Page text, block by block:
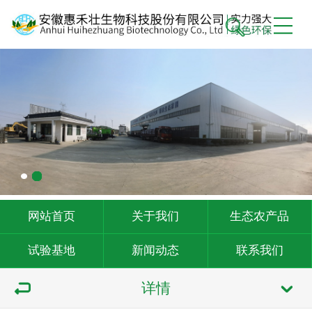
网站首页 关于我们 生态农产品
试验基地 新闻动态 联系我们
详情